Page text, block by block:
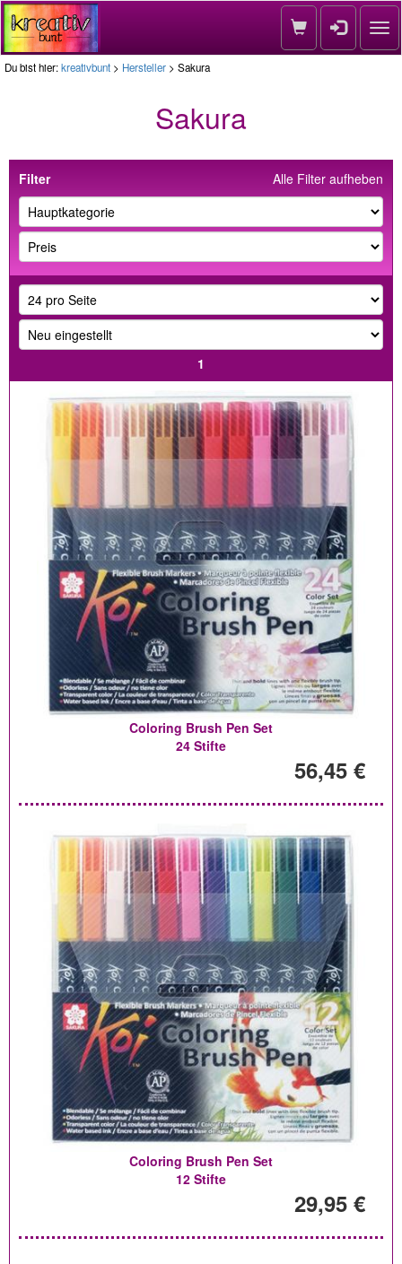
Du bist hier:kreativbunt > Hersteller > Sakura
Sakura
Alle Filter aufheben
Filter
1
Coloring Brush Pen Set
24 Stifte
56,45 €
Coloring Brush Pen Set
12 Stifte
29,95 €